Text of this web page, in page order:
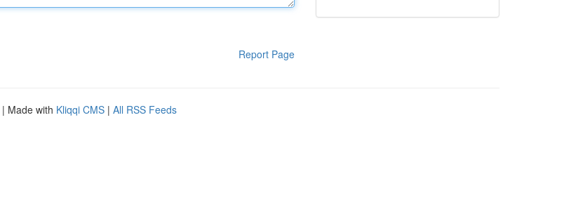
Report Page
| Made with Kliqqi CMS | All RSS Feeds